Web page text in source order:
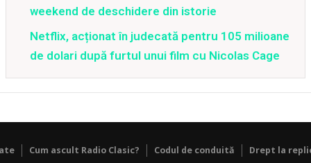
weekend de deschidere din istorie
Netflix, acționat în judecată pentru 105 milioane
de dolari după furtul unui film cu Nicolas Cage
Cum ascult Radio Clasic? Codul de conduită Drept la